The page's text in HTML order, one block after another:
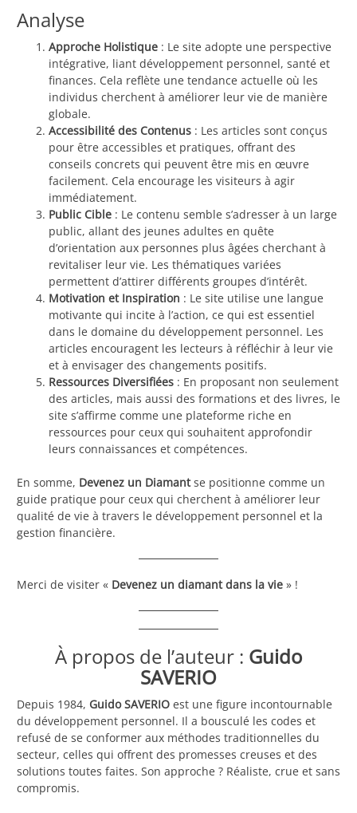
Analyse
Approche Holistique : Le site adopte une perspective
intégrative, liant développement personnel, santé et
finances. Cela reflète une tendance actuelle où les
individus cherchent à améliorer leur vie de manière
globale.
Accessibilité des Contenus : Les articles sont conçus
pour être accessibles et pratiques, offrant des
conseils concrets qui peuvent être mis en œuvre
facilement. Cela encourage les visiteurs à agir
immédiatement.
Public Cible : Le contenu semble s’adresser à un large
public, allant des jeunes adultes en quête
d’orientation aux personnes plus âgées cherchant à
revitaliser leur vie. Les thématiques variées
permettent d’attirer différents groupes d’intérêt.
Motivation et Inspiration : Le site utilise une langue
motivante qui incite à l’action, ce qui est essentiel
dans le domaine du développement personnel. Les
articles encouragent les lecteurs à réfléchir à leur vie
et à envisager des changements positifs.
Ressources Diversifiées : En proposant non seulement
des articles, mais aussi des formations et des livres, le
site s’affirme comme une plateforme riche en
ressources pour ceux qui souhaitent approfondir
leurs connaissances et compétences.
En somme, Devenez un Diamantse positionne comme un
guide pratique pour ceux qui cherchent à améliorer leur
qualité de vie à travers le développement personnel et la
gestion financière.
Merci de visiter « Devenez un diamant dans la vie » !
À propos de l’auteur : Guido
SAVERIO
Depuis 1984, Guido SAVERIO est une figure incontournable
du développement personnel. Il a bousculé les codes et
refusé de se conformer aux méthodes traditionnelles du
secteur, celles qui offrent des promesses creuses et des
solutions toutes faites. Son approche ? Réaliste, crue et sans
compromis.